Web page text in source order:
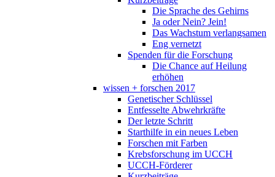
Die Sprache des Gehirns
Ja oder Nein? Jein!
Das Wachstum verlangsamen
Eng vernetzt
Spenden für die Forschung
Die Chance auf Heilung
erhöhen
wissen + forschen 2017
Genetischer Schlüssel
Entfesselte Abwehrkräfte
Der letzte Schritt
Starthilfe in ein neues Leben
Forschen mit Farben
Krebsforschung im UCCH
UCCH-Förderer